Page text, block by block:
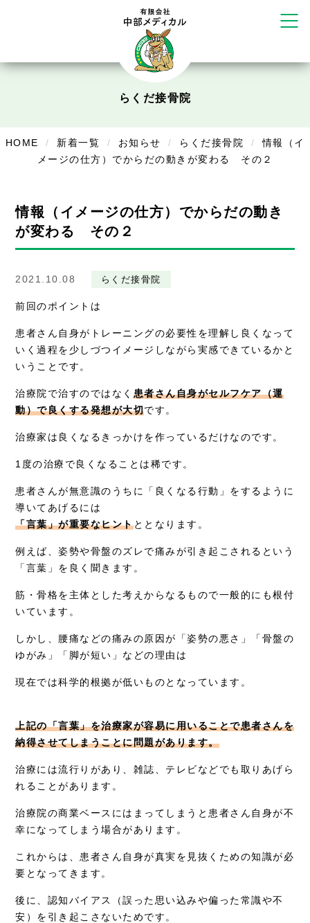
ボディコンフォート Cure
在宅訪問
美容
お知らせ
症例別施術
採用情報
らくだ接骨院
HOME 新着一覧 お知らせ らくだ接骨院
情報（イ
メージの仕方）でからだの動きが変わる その２
情報（イメージの仕方）でからだの動き
が変わる その２
2021.10.08 らくだ接骨院
前回のポイントは
患者さん自身がトレーニングの必要性を理解し良くなって
いく過程を少しづつイメージしながら実感できているかと
いうことです。
治療院で治すのではなく 患者さん自身がセルフケア（運
動）で良くする発想が大切です。
治療家は良くなるきっかけを作っているだけなのです。
1度の治療で良くなることは稀です。
患者さんが無意識のうちに「良くなる行動」をするように
導いてあげるには
「言葉」が重要なヒントととなります。
例えば、姿勢や骨盤のズレで痛みが引き起こされるという
「言葉」を良く聞きます。
筋・骨格を主体とした考えからなるもので一般的にも根付
いています。
しかし、腰痛などの痛みの原因が「姿勢の悪さ」「骨盤の
ゆがみ」「脚が短い」などの理由は
現在では科学的根拠が低いものとなっています。
上記の「言葉」を治療家が容易に用いることで患者さんを
納得させてしまうことに問題があります。
治療には流行りがあり、雑誌、テレビなどでも取りあげら
れることがあります。
治療院の商業ベースにはまってしまうと患者さん自身が不
幸になってしまう場合があります。
これからは、患者さん自身が真実を見抜くための知識が必
要となってきます。
後に、認知バイアス（誤った思い込みや偏った常識や不
安）を引き起こさないためです。